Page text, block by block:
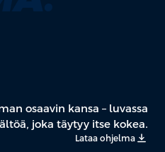
osaavin kansa – luvassa
joka täytyy itse kokea.
Lataa ohjelma